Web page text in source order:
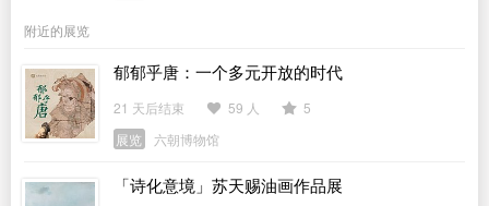
附近的展览
郁郁乎唐：一个多元开放的时代
21 天后结束 59 人
5
展览
六朝博物馆
「诗化意境」苏天赐油画作品展